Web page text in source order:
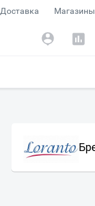
Доставка Магазины